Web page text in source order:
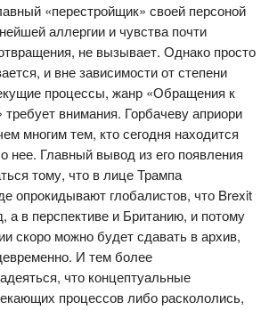
«перестройщик» своей персоной
аллергии и чувства почти
не вызывает. Однако просто
и вне зависимости от степени
процессы, жанр «Обращения к
внимания. Горбачеву априори
многим тем, кто сегодня находится
нее. Главный вывод из его появления
тому, что в лице Трампа
опрокидывают глобалистов, что Brexit
а в перспективе и Британию, и потому
скоро можно будет сдавать в архив,
И тем более
что концептуальные
процессов либо раскололись,